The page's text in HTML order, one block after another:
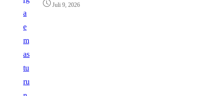
Juli 9, 2026